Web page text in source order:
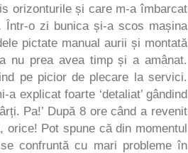
și care m-a îmbarcat
o zi bunica și-a scos mașina
pictate manual aurii și montată
nu prea avea timp și a amânat.
pe picior de plecare la servici.
explicat foarte ‘detaliat’ gândind
Pa!’ După 8 ore când a revenit
orice! Pot spune că din momentul
confruntă cu mari probleme în